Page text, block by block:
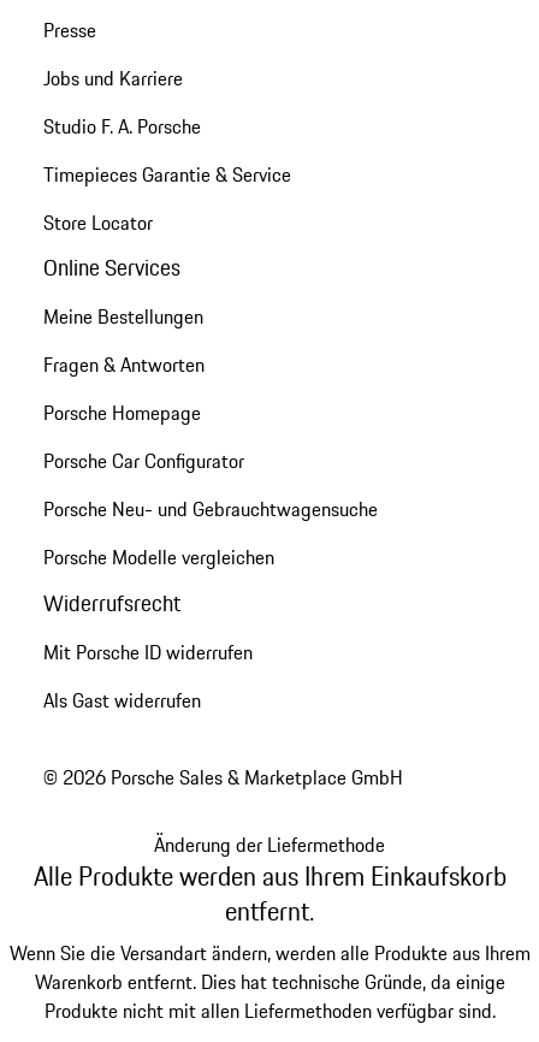
Presse
Jobs und Karriere
Studio F. A. Porsche
Timepieces Garantie & Service
Store Locator
Online Services
Meine Bestellungen
Fragen & Antworten
Porsche Homepage
Porsche Car Configurator
Porsche Neu- und Gebrauchtwagensuche
Porsche Modelle vergleichen
Widerrufsrecht
Mit Porsche ID widerrufen
Als Gast widerrufen
© 2026 Porsche Sales & Marketplace GmbH
Änderung der Liefermethode
Alle Produkte werden aus Ihrem Einkaufskorb
entfernt.
Wenn Sie die Versandart ändern, werden alle Produkte aus Ihrem
Warenkorb entfernt. Dies hat technische Gründe, da einige
Produkte nicht mit allen Liefermethoden verfügbar sind.